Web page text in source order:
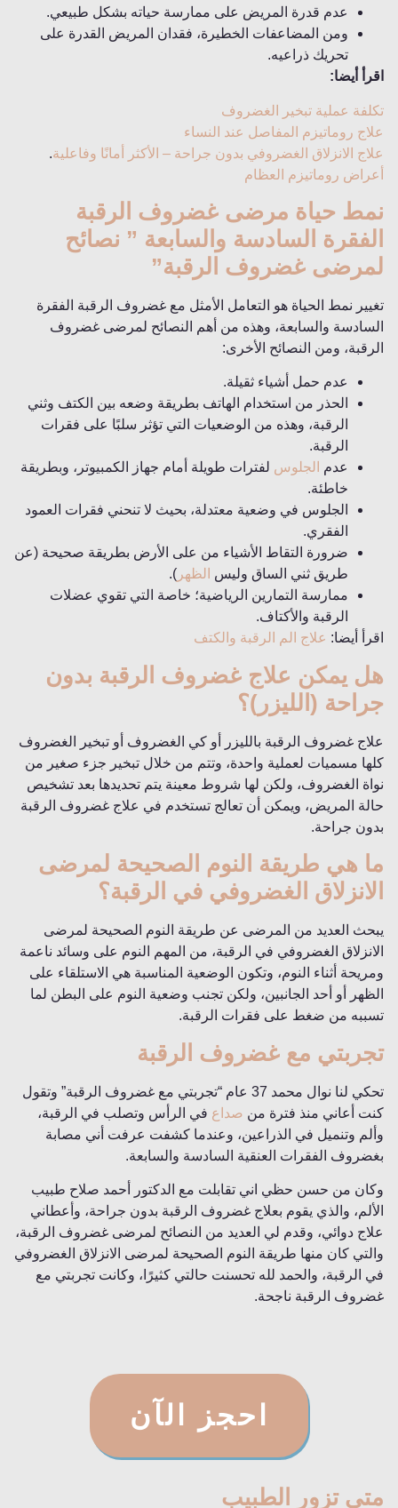
عدم قدرة المريض على ممارسة حياته بشكل طبيعي.
ومن المضاعفات الخطيرة، فقدان المريض القدرة على
تحريك ذراعيه.
اقرأ أيضا:
تكلفة عملية تبخير الغضروف
علاج روماتيزم المفاصل عند النساء
علاج الانزلاق الغضروفي بدون جراحة – الأكثر أمانًا وفاعلية.
أعراض روماتيزم العظام
نمط حياة مرضى غضروف الرقبة
الفقرة السادسة والسابعة ” نصائح
لمرضى غضروف الرقبة”
تغيير نمط الحياة هو التعامل الأمثل مع غضروف الرقبة الفقرة
السادسة والسابعة، وهذه من أهم النصائح لمرضى غضروف
الرقبة، ومن النصائح الأخرى:
عدم حمل أشياء ثقيلة.
الحذر من استخدام الهاتف بطريقة وضعه بين الكتف وثني
الرقبة، وهذه من الوضعيات التي تؤثر سلبًا على فقرات
الرقبة.
عدم الجلوس لفترات طويلة أمام جهاز الكمبيوتر، وبطريقة
خاطئة.
الجلوس في وضعية معتدلة، بحيث لا تنحني فقرات العمود
الفقري.
ضرورة التقاط الأشياء من على الأرض بطريقة صحيحة (عن
طريق ثني الساق وليس الظهر ).
ممارسة التمارين الرياضية؛ خاصة التي تقوي عضلات
الرقبة والأكتاف.
اقرأ أيضا: علاج الم الرقبة والكتف
هل يمكن علاج غضروف الرقبة بدون
جراحة (الليزر)؟
علاج غضروف الرقبة بالليزر أو كي الغضروف أو تبخير الغضروف
كلها مسميات لعملية واحدة، وتتم من خلال تبخير جزء صغير من
نواة الغضروف، ولكن لها شروط معينة يتم تحديدها بعد تشخيص
حالة المريض، ويمكن أن تعالج تستخدم في علاج غضروف الرقبة
بدون جراحة.
ما هي طريقة النوم الصحيحة لمرضى
الانزلاق الغضروفي في الرقبة؟
يبحث العديد من المرضى عن طريقة النوم الصحيحة لمرضى
الانزلاق الغضروفي في الرقبة، من المهم النوم على وسائد ناعمة
ومريحة أثناء النوم، وتكون الوضعية المناسبة هي الاستلقاء على
الظهر أو أحد الجانبين، ولكن تجنب وضعية النوم على البطن لما
تسببه من ضغط على فقرات الرقبة.
تجربتي مع غضروف الرقبة
تحكي لنا نوال محمد 37 عام “تجربتي مع غضروف الرقبة” وتقول
كنت أعاني منذ فترة من صداع في الرأس وتصلب في الرقبة،
وألم وتنميل في الذراعين، وعندما كشفت عرفت أني مصابة
بغضروف الفقرات العنقية السادسة والسابعة.
وكان من حسن حظي اني تقابلت مع الدكتور أحمد صلاح طبيب
الألم، والذي يقوم بعلاج غضروف الرقبة بدون جراحة، وأعطاني
علاج دوائي، وقدم لي العديد من النصائح لمرضى غضروف الرقبة،
والتي كان منها طريقة النوم الصحيحة لمرضى الانزلاق الغضروفي
في الرقبة، والحمد لله تحسنت حالتي كثيرًا، وكانت تجربتي مع
غضروف الرقبة ناجحة.
احجز الآن
متى تزور الطبيب